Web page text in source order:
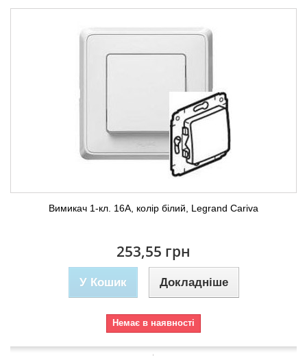
Вимикач 1-кл. 16А, колір білий, Legrand Cariva
253,55 грн
У Кошик Докладніше
Немає в наявності